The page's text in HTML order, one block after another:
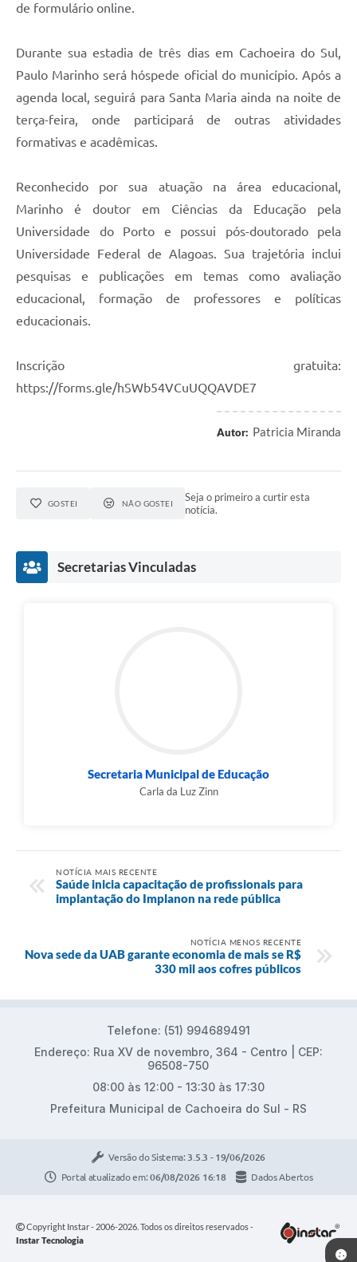
de formulário online.
Durante sua estadia de três dias em Cachoeira do Sul,
Paulo Marinho será hóspede oficial do município. Após a
agenda local, seguirá para Santa Maria ainda na noite de
terça-feira, onde participará de outras atividades
formativas e acadêmicas.
Reconhecido por sua atuação na área educacional,
Marinho é doutor em Ciências da Educação pela
Universidade do Porto e possui pós-doutorado pela
Universidade Federal de Alagoas. Sua trajetória inclui
pesquisas e publicações em temas como avaliação
educacional, formação de professores e políticas
educacionais.
Inscrição gratuita:
https://forms.gle/hSWb54VCuUQQAVDE7
Autor: Patricia Miranda
GOSTEI NÃO GOSTEI
Seja o primeiro a curtir esta
notícia.
Secretarias Vinculadas
Secretaria Municipal de Educação
Carla da Luz Zinn
NOTÍCIA MAIS RECENTE
​Saúde inicia capacitação de profissionais para
implantação do Implanon na rede pública
NOTÍCIA MENOS RECENTE
Nova sede da UAB garante economia de mais se R$
330 mil aos cofres públicos
Telefone: (51) 994689491
Endereço: Rua XV de novembro, 364 - Centro | CEP:
96508-750
08:00 às 12:00 - 13:30 às 17:30
Prefeitura Municipal de Cachoeira do Sul - RS
Versão do Sistema: 3.5.3 - 19/06/2026
Portal atualizado em:06/08/2026 16:18 Dados Abertos
Copyright Instar - 2006-2026. Todos os direitos reservados -
Instar Tecnologia